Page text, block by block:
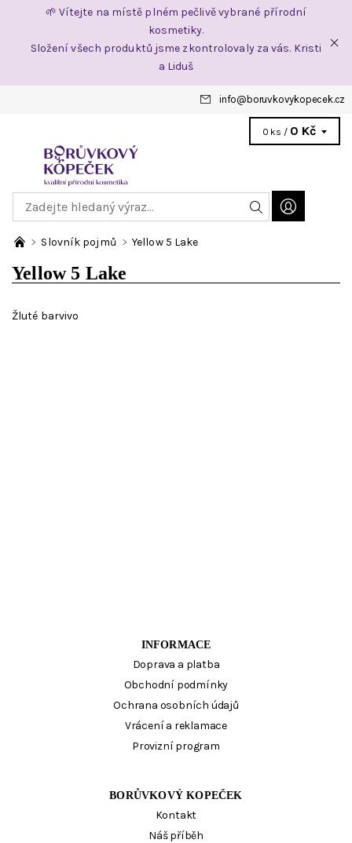
🌱 Vítejte na místě plném pečlivě vybrané přírodní
kosmetiky.
Složení všech produktů jsme zkontrolovaly za vás. Kristi
a Liduš
info@ boruvkovykopecek.cz
0 ks / 0 Kč
Slovník pojmů Yellow 5 Lake
Yellow 5 Lake
Žluté barvivo
INFORMACE
Doprava a platba
Obchodní podmínky
Ochrana osobních údajů
Vrácení a reklamace
Provizní program
BORŮVKOVÝ KOPEČEK
Kontakt
Náš příběh